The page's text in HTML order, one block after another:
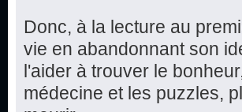
Donc, à la lecture au
vie en abandonnant son
l'aider à trouver le
médecine et les puzzles,